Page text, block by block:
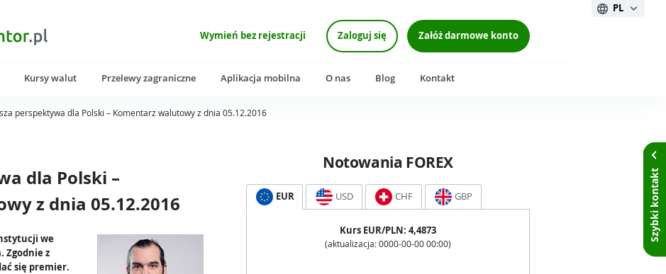
Wymień bez rejestracji Zaloguj się Załóż darmowe konto
PL
Kursy walut Przelewy zagraniczne Aplikacja mobilna O nas Blog Kontakt
perspektywa dla Polski – Komentarz walutowy z dnia 05.12.2016
dla Polski –
z dnia 05.12.2016
we
Zgodnie z
się premier.
Notowania FOREX
EUR USD CHF GBP
Kurs EUR/PLN: 4,4873
(aktualizacja: 0000-00-00 00:00)
Szybki kontakt